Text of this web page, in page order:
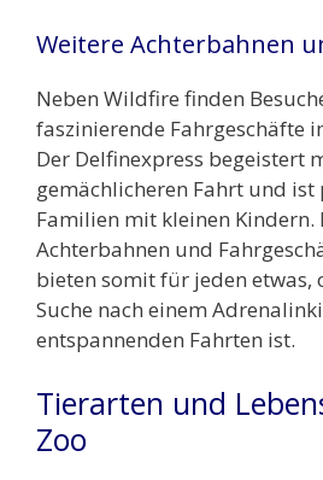
Weitere Achterbahnen
Neben Wildfire finden
faszinierende Fahrgeschäfte
Der Delfinexpress begeistert
gemächlicheren Fahrt und
Familien mit kleinen Kindern.
Achterbahnen und
bieten somit für jeden etwas,
Suche nach einem
entspannenden Fahrten ist.
Tierarten und
Zoo